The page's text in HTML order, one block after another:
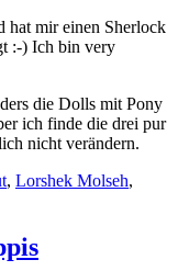
hat mir einen Sherlock
:-) Ich bin very
die Dolls mit Pony
ich finde die drei pur
nicht verändern.
, Lorshek Molseh,